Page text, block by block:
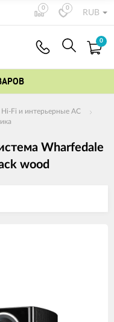
0 0
RUB
0
Hi-Fi и интерьерные АС
Wharfedale
wood